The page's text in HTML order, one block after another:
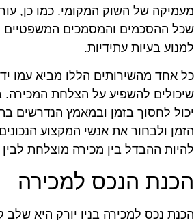
של השוק המקומי. כמו כן,
ההסכמים והמסמכים המשפטיים
בעיות עתידיות.
אחד מהשירותים הללו מביא עמו ידע
להשפיע על הצלחת המכירה.
לחסוך בזמן ובמאמץ הנדרשים
ולבחור את אנשי המקצוע
ההבדל בין מכירה מוצלחת לבין
הנכס למכירה
נכס למכירה בניו יורק היא שלב